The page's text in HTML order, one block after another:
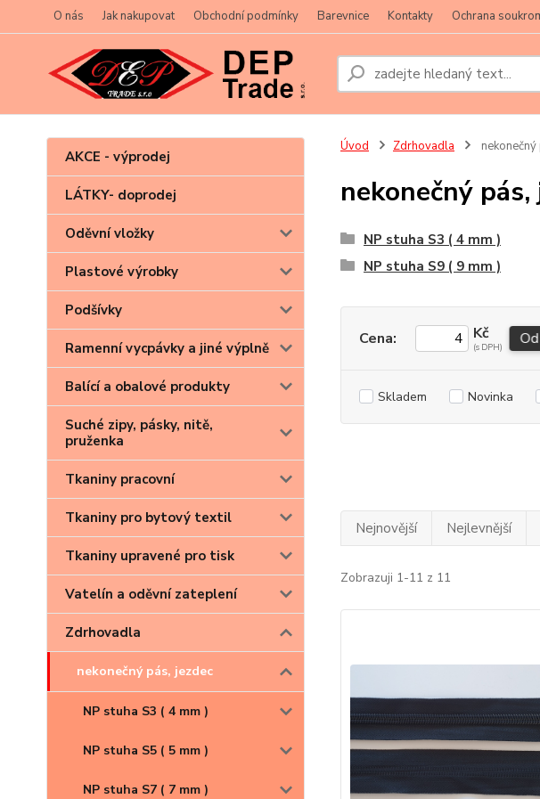
O nás Jak nakupovat Obchodní podmínky Barevnice Kontakty Ochrana
AKCE - výprodej
LÁTKY- doprodej
Oděvní vložky
Plastové výrobky
Podšívky
Ramenní vycpávky a jiné výplně
Balící a obalové produkty
Suché zipy, pásky, nitě,
pruženka
Tkaniny pracovní
Tkaniny pro bytový textil
Tkaniny upravené pro tisk
Vatelín a oděvní zateplení
Zdrhovadla
nekonečný pás, jezdec
NP stuha S3 ( 4 mm )
NP stuha S5 ( 5 mm )
NP stuha S7 ( 7 mm )
Úvod Zdrhovadla
nekonečný pás,
NP stuha S3 ( 4 mm )
NP stuha S9 ( 9 mm )
Cena: Kč Od
Skladem Novinka
Nejnovější Nejlevnější
Zobrazuji 1-11 z 11